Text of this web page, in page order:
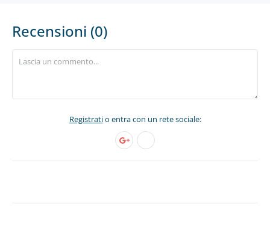
Recensioni (0)
Registratio entra con un rete sociale: